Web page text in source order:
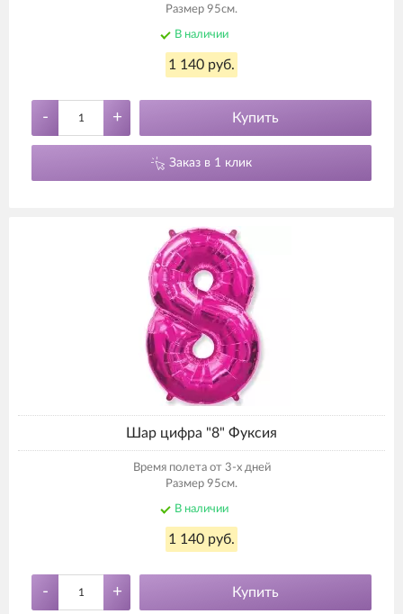
Размер 95см.
В наличии
1 140 руб.
- + Купить
Заказ в 1 клик
Шар цифра "8" Фуксия
Время полета от 3-х дней
Размер 95см.
В наличии
1 140 руб.
- + Купить